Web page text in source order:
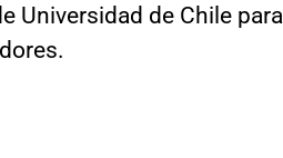
Universidad de Chile para